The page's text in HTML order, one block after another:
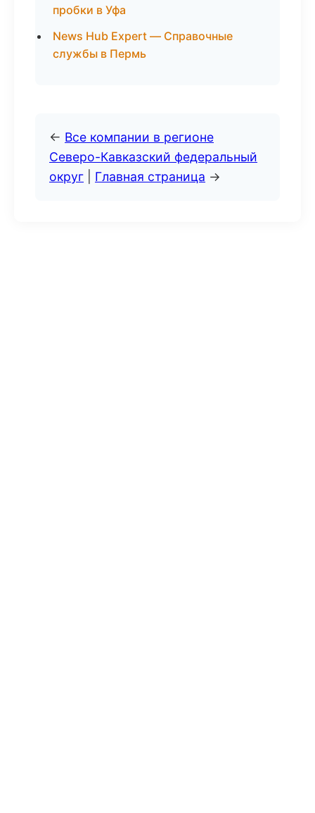
пробки в Уфа
News Hub Expert — Справочные
службы в Пермь
← Все компании в регионе
Северо-Кавказский федеральный
округ
Главная страница →